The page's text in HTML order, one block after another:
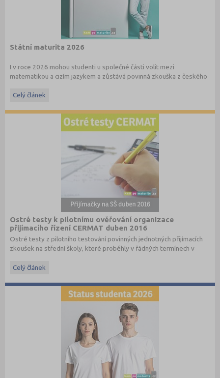
Státní maturita 2026
I v roce 2026 mohou studenti u společné části volit mezi
matematikou a cizím jazykem a zůstává povinná zkouška z českého
informacemi.
Celý článek
Ostré testy k pilotnímu ověřování organizace
přijímacího řízení CERMAT duben 2016
Ostré testy z pilotního testování povinných jednotných přijímacích
zkoušek na střední školy, které proběhly v řádných termínech v
Stáhněte si ostré i ilustrační testy
Celý článek